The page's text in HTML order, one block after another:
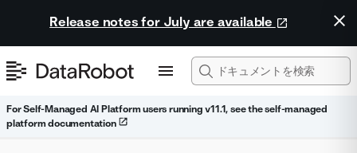
Release notes for July are available
For Self-Managed AI Platform users running v11.1, see the self-managed
platform documentation